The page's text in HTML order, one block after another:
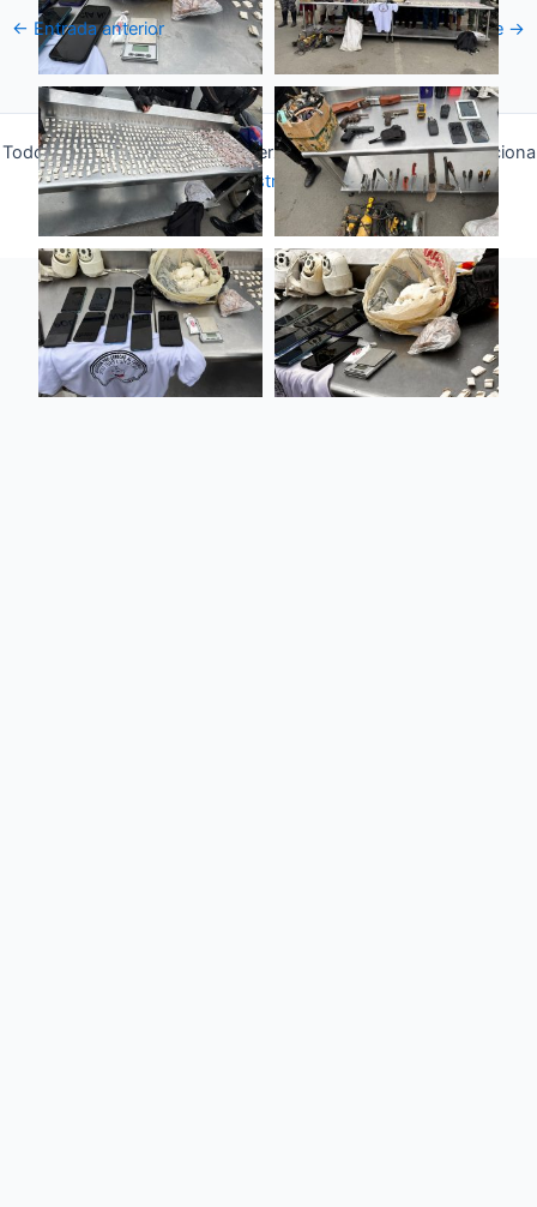
← Entrada anterior Entrada siguiente →
Todos los derechos © 2026 Fuerza Aérea Ecuatoriana | Funciona
gracias aTema Astra para WordPress